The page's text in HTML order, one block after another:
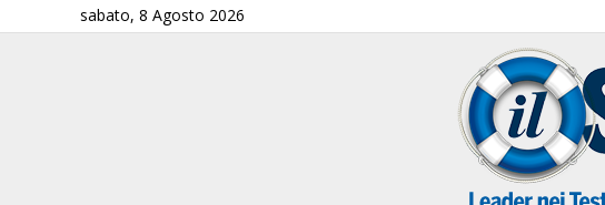
sabato, 8 Agosto 2026